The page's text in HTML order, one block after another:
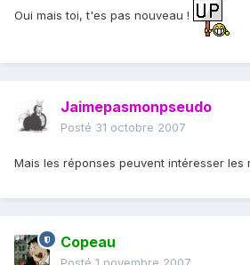
Oui mais toi, t'es pas nouveau !
Jaimepasmonpseudo
Posté 31 octobre 2007
Mais les réponses peuvent intéresser les
Copeau